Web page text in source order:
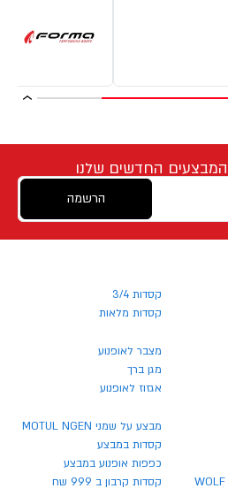
החדשים שלנו
הרשמה
קסדות 3/4
קסדות מלאות
מצבר לאופנוע
מגן ברך
אגזוז לאופנוע
מבצע על שמני MOTUL NGEN
קסדות במבצע
כפפות אופנוע במבצע
קסדות קרבון ב 999 שח